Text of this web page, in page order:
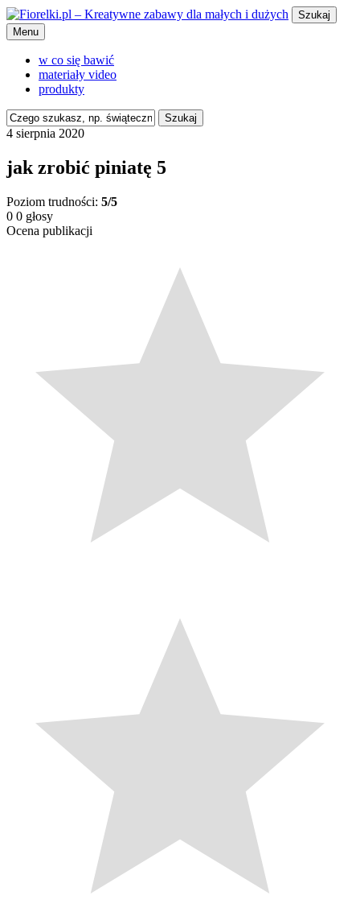
Szukaj
Menu
w co się bawić
materiały video
produkty
Szukaj
4 sierpnia 2020
jak zrobić piniatę 5
Poziom trudności: 5/5
0 0 głosy
Ocena publikacji